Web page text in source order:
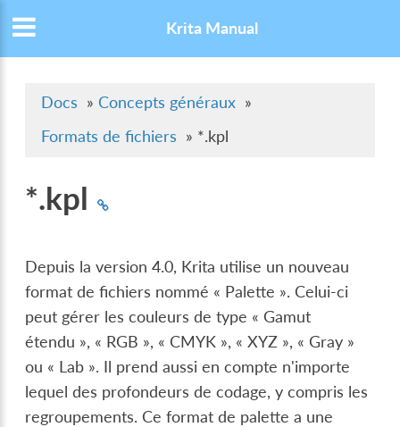
Krita Manual
Docs » Concepts généraux »
Formats de fichiers » *.kpl
*.kpl
Depuis la version 4.0, Krita utilise un nouveau
format de fichiers nommé « Palette ». Celui-ci
peut gérer les couleurs de type « Gamut
étendu », « RGB », « CMYK », « XYZ », « Gray »
ou « Lab ». Il prend aussi en compte n'importe
lequel des profondeurs de codage, y compris les
regroupements. Ce format de palette a une